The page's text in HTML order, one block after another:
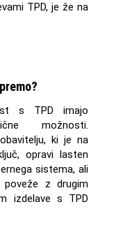
TPD, je že na
s TPD imajo
možnosti.
ki je na
opravi lasten
sistema, ali
z drugim
izdelave s TPD